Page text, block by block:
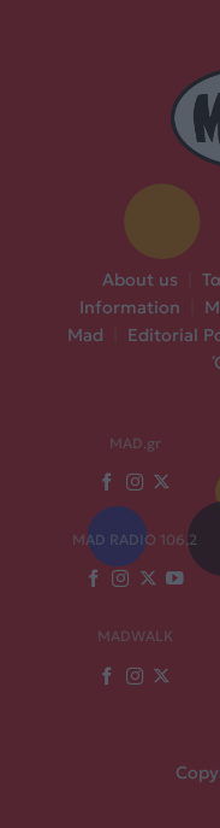
About us
Information
Mad
Editorial
MAD.gr
MAD RADIO 106,2
MADWALK